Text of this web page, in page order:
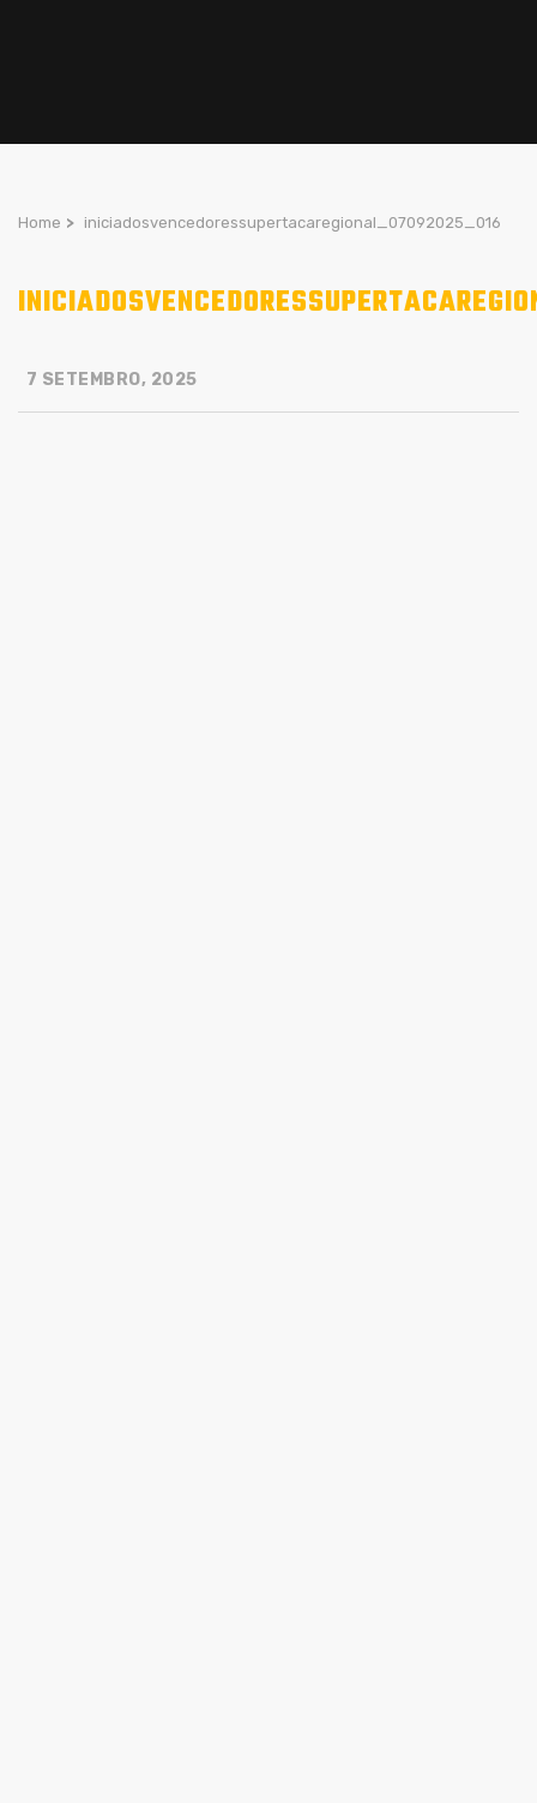
Home > iniciadosvencedoressupertacaregional_07092025_016
7 SETEMBRO, 2025